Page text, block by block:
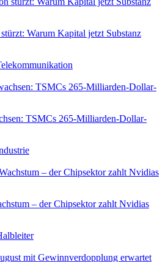
Warum Kapital jetzt Substanz
TSMCs 265-Milliarden-Dollar-
– der Chipsektor zahlt Nvidias